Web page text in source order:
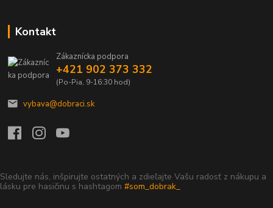
Kontakt
Zákaznícka podpora
+421 902 373 332
(Po-Pia, 9-16:30 hod)
vybava@dobraci.sk
Sledujte nás, inšpirujte ostatných a zdieľajte Vašu radosť z nákupu a
lásku pre hasičinu s hashtagom #som_dobrak_